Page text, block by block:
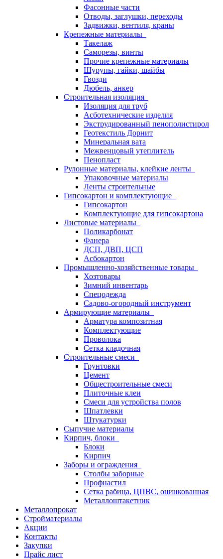
Фасонные части
Отводы, заглушки, переходы
Задвижки, вентиля, краны
Крепежные материалы
Такелаж
Саморезы, винты
Прочие крепежные материалы
Шурупы, гайки, шайбы
Гвозди
Дюбель, анкер
Строительная изоляция
Изоляция для труб
Асботехнические изделия
Экструдированный пенополистирол
Геотекстиль Дорнит
Минеральная вата
Межвенцовый утеплитель
Пенопласт
Рулонные материалы, клейкие ленты
Упаковочные материалы
Ленты строительные
Гипсокартон и комплектующие
Гипсокартон
Комплектующие для гипсокартона
Листовые материалы
Поликарбонат
Фанера
ДСП, ДВП, ЦСП
Асбокартон
Промышленно-хозяйственные товары
Хозтовары
Зимний инвентарь
Спецодежда
Садово-огородный инструмент
Армирующие материалы
Арматура композитная
Комплектующие
Проволока
Сетка кладочная
Строительные смеси
Грунтовки
Цемент
Общестроительные смеси
Плиточные клеи
Смеси для устройства полов
Шпатлевки
Штукатурки
Сыпучие материалы
Кирпич, блоки
Блоки
Кирпич
Заборы и ограждения
Столбы заборные
Профнастил
Сетка рабица, ЦПВС, оцинкованная
Металлоштакетник
Металлопрокат
Стройматериалы
Акции
Контакты
Закупки
Прайс лист